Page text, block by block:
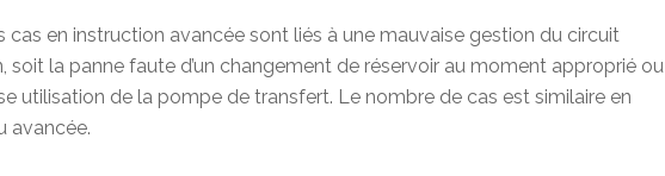
cas en instruction avancée sont liés à une mauvaise gestion du circuit
soit la panne faute d’un changement de réservoir au moment approprié ou
utilisation de la pompe de transfert. Le nombre de cas est similaire en
avancée.